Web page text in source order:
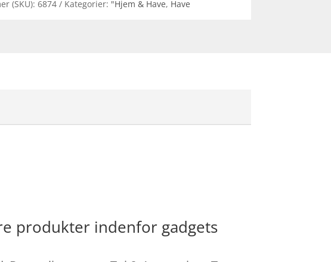
(SKU): 6874 Kategorier: "Hjem & Have, Have
produkter indenfor gadgets